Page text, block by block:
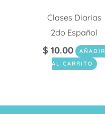
Clases Diarias
2do Español
$ 10.00
AÑADIR
AL CARRITO